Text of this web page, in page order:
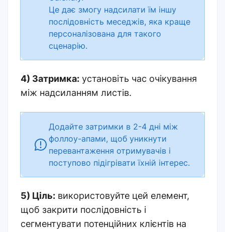
Це дає змогу надсилати їм іншу
послідовність меседжів, яка краще
персоналізована для такого
сценарію.
4) Затримка: установіть час очікування
між надсиланням листів.
Додайте затримки в 2-4 дні між
фоллоу-апами, щоб уникнути
перевантаження отримувачів і
поступово підігрівати їхній інтерес.
5) Ціль: використовуйте цей елемент,
щоб закрити послідовність і
сегментувати потенційних клієнтів на